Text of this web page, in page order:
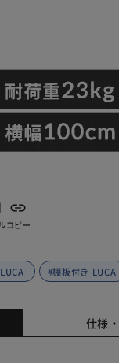
コピー
#棚板付き LUCA
仕様